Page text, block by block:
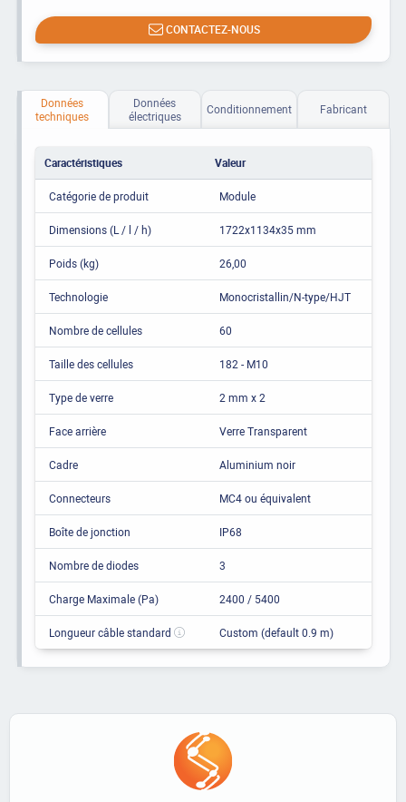
CONTACTEZ-NOUS
Données
techniques
Données
électriques
Conditionnement Fabricant
Caractéristiques Valeur
Catégorie de produit Module
Dimensions (L / l / h) 1722x1134x35 mm
Poids (kg) 26,00
Technologie Monocristallin/N-type/HJT
Nombre de cellules 60
Taille des cellules 182 - M10
Type de verre 2 mm x 2
Face arrière Verre Transparent
Cadre Aluminium noir
Connecteurs MC4 ou équivalent
Boîte de jonction IP68
Nombre de diodes 3
Charge Maximale (Pa) 2400 / 5400
Longueur câble standard Custom (default 0.9 m)